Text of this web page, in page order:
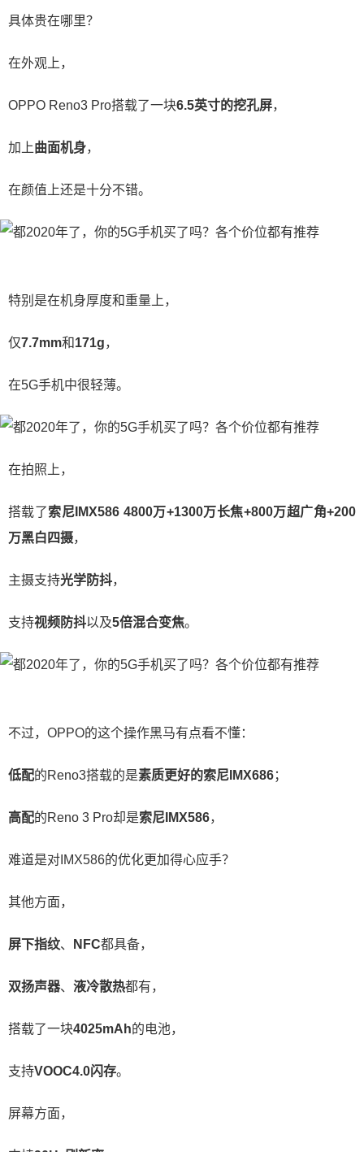
具体贵在哪里？
在外观上，
OPPO Reno3 Pro搭载了一块6.5英寸的挖孔屏，
加上曲面机身，
在颜值上还是十分不错。
特别是在机身厚度和重量上，
仅7.7mm和171g，
在5G手机中很轻薄。
在拍照上，
搭载了索尼IMX586 4800万+1300万长焦+800万超广角+200
万黑白四摄，
主摄支持光学防抖，
支持视频防抖以及5倍混合变焦。
不过，OPPO的这个操作黑马有点看不懂：
低配的Reno3搭载的是素质更好的索尼IMX686；
高配的Reno 3 Pro却是索尼IMX586，
难道是对IMX586的优化更加得心应手？
其他方面，
屏下指纹、 NFC都具备，
双扬声器、 液冷散热都有，
搭载了一块4025mAh的电池，
支持VOOC4.0闪存。
屏幕方面，